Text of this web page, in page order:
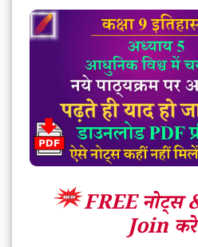
FREE नोट्स
Join करे